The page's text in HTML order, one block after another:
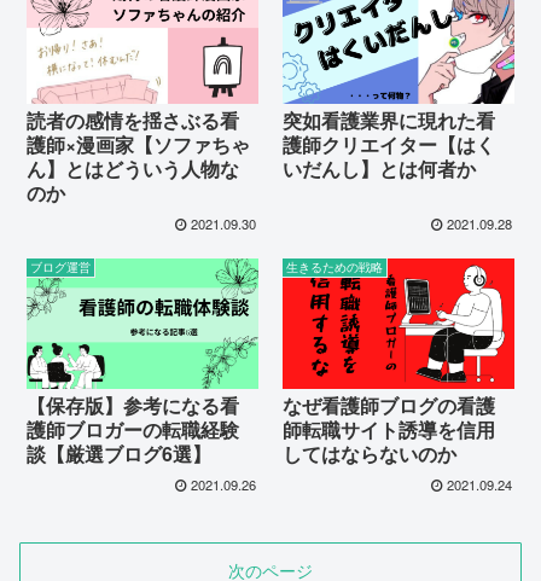
読者の感情を揺さぶる看
護師×漫画家【ソファちゃ
ん】とはどういう人物な
のか
2021.09.30
突如看護業界に現れた看
護師クリエイター【はく
いだんし】とは何者か
2021.09.28
ブログ運営
【保存版】参考になる看
護師ブロガーの転職経験
談【厳選ブログ6選】
2021.09.26
生きるための戦略
なぜ看護師ブログの看護
師転職サイト誘導を信用
してはならないのか
2021.09.24
次のページ